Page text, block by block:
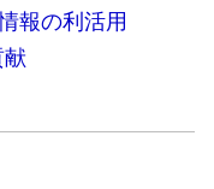
報の利活用
献